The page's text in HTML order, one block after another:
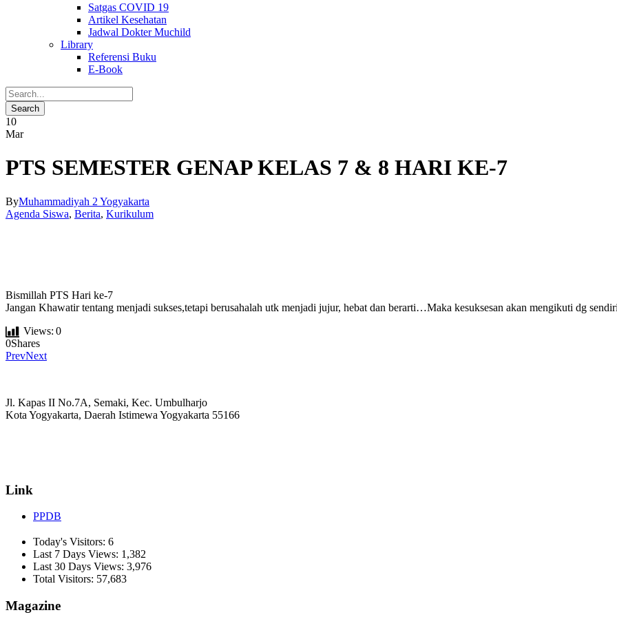
Satgas COVID 19
Artikel Kesehatan
Jadwal Dokter Muchild
Library
Referensi Buku
E-Book
10
Mar
PTS SEMESTER GENAP KELAS 7 & 8 HARI KE-7
ByMuhammadiyah 2 Yogyakarta
Agenda Siswa, Berita, Kurikulum
Bismillah PTS Hari ke-7
Jangan Khawatir tentang menjadi sukses,tetapi berusahalah utk menjadi jujur, hebat dan berarti…Maka kesuksesan akan mengikuti dg
Views: 0
0Shares
PrevNext
Jl. Kapas II No.7A, Semaki, Kec. Umbulharjo
Kota Yogyakarta, Daerah Istimewa Yogyakarta 55166
Link
PPDB
Today's Visitors: 6
Last 7 Days Views: 1,382
Last 30 Days Views: 3,976
Total Visitors: 57,683
Magazine